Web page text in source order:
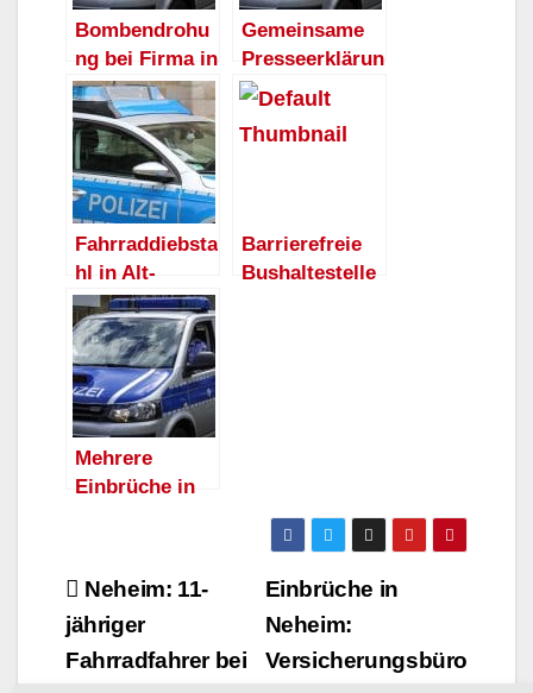
Bombendrohu
ng bei Firma in
Arnsberg –
Tatverdächtige
r ermittelt
Gemeinsame
Presseerklärun
g des
haft Arnsberg
Hochsauerland
kreis zur
Fahrraddiebsta
hl in Alt-
Arnsberg
vereitelt
Barrierefreie
Bushaltestelle
Mehrere
Einbrüche in
Beitragsnavigation
Einbrüche in
Neheim:
Versicherungsbüro
Neheim: 11-
jähriger
Fahrradfahrer bei